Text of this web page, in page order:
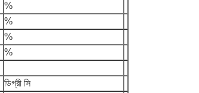
%
%
%
%
ডিগ্রী সি